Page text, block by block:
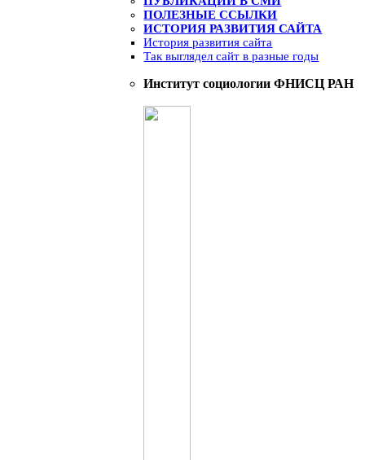
ПОЛЕЗНЫЕ ССЫЛКИ
ИСТОРИЯ РАЗВИТИЯ САЙТА
История развития сайта
Так выглядел сайт в разные годы
Институт социологии ФНИСЦ РАН